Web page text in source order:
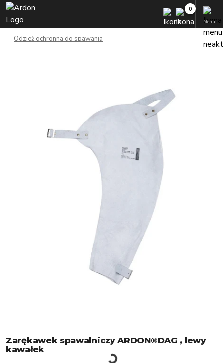
Menu
Odzież ochronna do spawania
Zarękawek spawalniczy ARDON®DAG , lewy
kawałek